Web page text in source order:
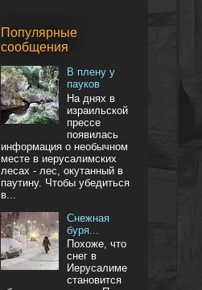
Популярные
сообщения
В плену у
пауков
На днях в
израильской
прессе
появилась
информация о необычном
месте в иерусалимских
лесах - лес, окутанный в
паутину. Чтобы убедиться
в...
Снежная
буря...
Похоже, что
снег в
Иерусалиме
становится